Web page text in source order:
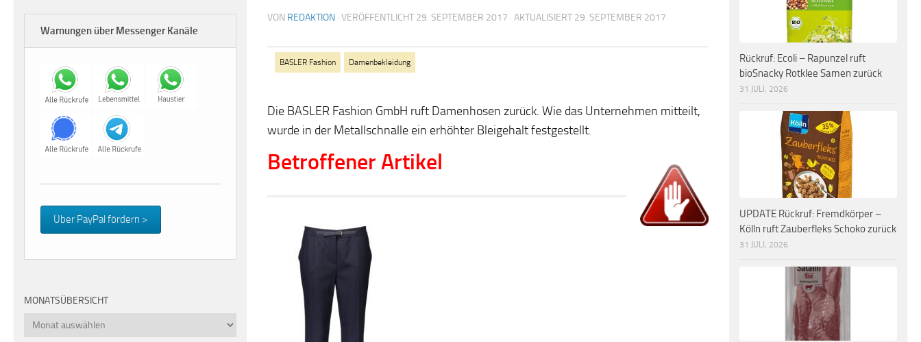
VON REDAKTION · VERÖFFENTLICHT 29. SEPTEMBER 2017 · AKTUALISIERT 29. SEPTEMBER 2017
BASLER Fashion Damenbekleidung
Die BASLER Fashion GmbH ruft Damenhosen zurück. Wie das Unternehmen mitteilt,
wurde in der Metallschnalle ein erhöhter Bleigehalt festgestellt.
Betroffener Artikel
Warnungen über Messenger Kanäle
Über PayPal fördern >
MONATSÜBERSICHT
Monatsübersicht
Rückruf: Ecoli – Rapunzel ruft
bioSnacky Rotklee Samen zurück
31 JULI, 2026
UPDATE Rückruf: Fremdkörper –
Kölln ruft Zauberfleks Schoko zurück
31 JULI, 2026